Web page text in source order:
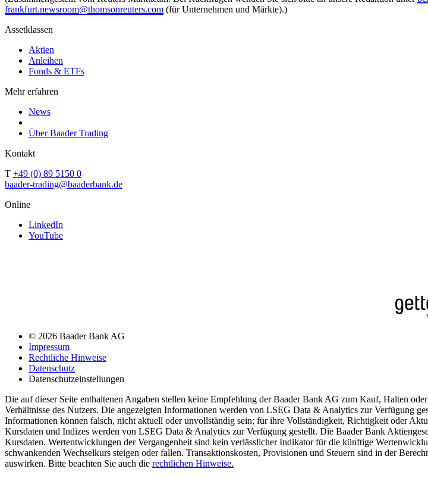
frankfurt.newsroom@thomsonreuters.com (für Unternehmen und Märkte).)
Assetklassen
Aktien
Anleihen
Fonds & ETFs
Mehr erfahren
News
Über Baader Trading
Kontakt
T +49 (0) 89 5150 0
baader-trading@baaderbank.de
Online
LinkedIn
YouTube
© 2026 Baader Bank AG
Impressum
Rechtliche Hinweise
Datenschutz
Datenschutzeinstellungen
Die auf dieser Seite enthaltenen Angaben stellen keine Empfehlung der Baader Bank AG zum Kauf, Halten
Verhältnisse des Nutzers. Die angezeigten Informationen werden von LSEG Data & Analytics zur Verfügung
Informationen können falsch, nicht aktuell oder unvollständig sein; für ihre Vollständigkeit, Richtigkeit oder
Kursdaten und Indizes werden von LSEG Data & Analytics zur Verfügung gestellt. Die Baader Bank
Kursdaten. Wertentwicklungen der Vergangenheit sind kein verlässlicher Indikator für die künftige
schwankenden Wechselkurs steigen oder fallen. Transaktionskosten, Provisionen und Steuern sind in der
auswirken. Bitte beachten Sie auch die rechtlichen Hinweise.